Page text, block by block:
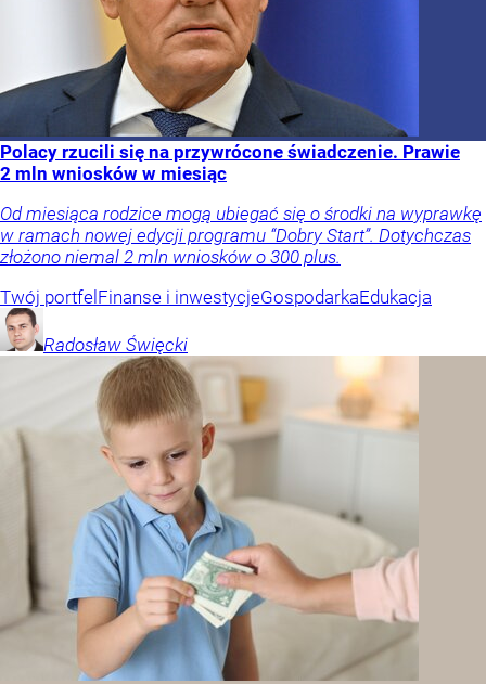
Polacy rzucili się na przywrócone świadczenie. Prawie
2 mln wniosków w miesiąc
Od miesiąca rodzice mogą ubiegać się o środki na wyprawkę
w ramach nowej edycji programu “Dobry Start”. Dotychczas
złożono niemal 2 mln wniosków o 300 plus.
Twój portfel Finanse i inwestycjeGospodarkaEdukacja
Radosław Święcki